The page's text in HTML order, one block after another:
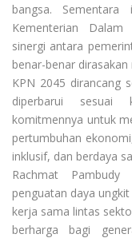
bangsa.
Kementerian
sinergi antara
benar-benar dirasakan
KPN 2045 dirancang
diperbarui sesuai
komitmennya untuk
pertumbuhan
inklusif, dan berdaya
Rachmat
penguatan daya
kerja sama lintas
berharga bagi